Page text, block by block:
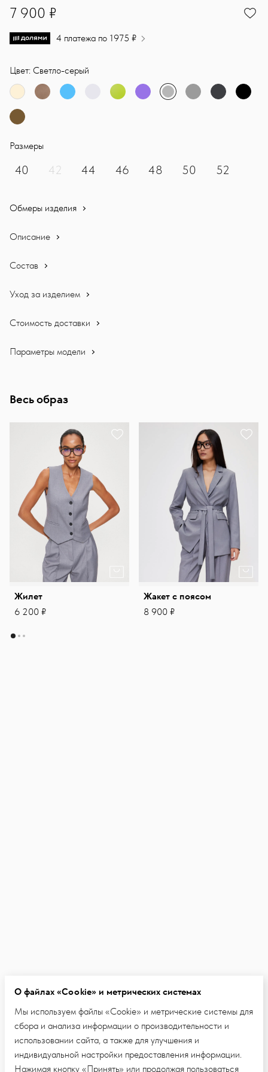
7900
7 900 ₽
4 платежа по 1975 ₽
Цвет: Светло-серый
Размеры
40 42 44 46 48 50 52
Обмеры изделия
Описание
Состав
Уход за изделием
Стоимость доставки
Параметры модели
Весь образ
Жилет
6 200 ₽
Жакет с поясом
8 900 ₽
О файлах «Cookie» и метрических системах
Мы используем файлы «Cookie» и метрические системы для
сбора и анализа информации о производительности и
использовании сайта, а также для улучшения и
индивидуальной настройки предоставления информации.
Нажимая кнопку «Принять» или продолжая пользоваться